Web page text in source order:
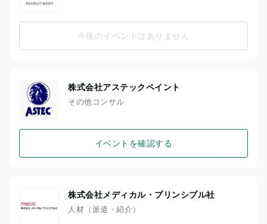
今後のイベントはありません
株式会社アステックペイント
その他コンサル
イベントを確認する
株式会社メディカル・プリンシプル社
人材（派遣・紹介）